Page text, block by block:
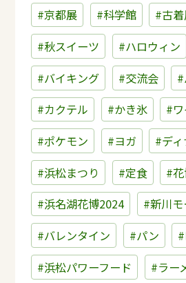
#京都展
#科学館
#古
#秋スイーツ
#ハロウィン
#バイキング
#交流会
#カクテル
#かき氷
#
#ポケモン
#ヨガ
#デ
#浜松まつり
#定食
#
#浜名湖花博2024
#新川モ
#バレンタイン
#パン
#浜松パワーフード
#ラー